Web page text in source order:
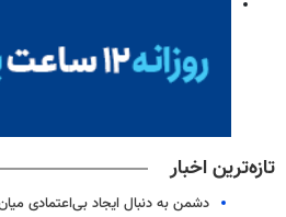
تازه‌ترین اخبار
دشمن به دنبال ایجاد بی‌اعتمادی